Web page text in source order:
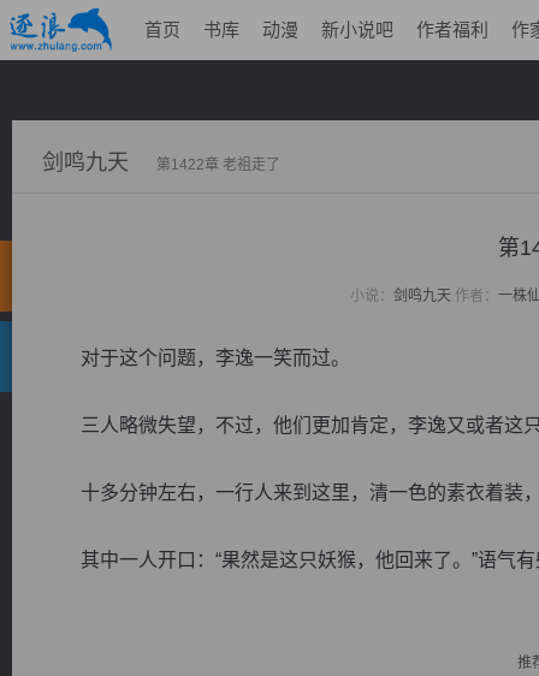
首页 书库 动漫 新小说吧 作者福利 作
剑鸣九天 第1422章 老祖走了
第
小说： 剑鸣九天 作者： 一株
对于这个问题，李逸一笑而过。
三人略微失望，不过，他们更加肯定，李逸又或者这
十多分钟左右，一行人来到这里，清一色的素衣着装
其中一人开口：“果然是这只妖猴，他回来了。”语气有
推